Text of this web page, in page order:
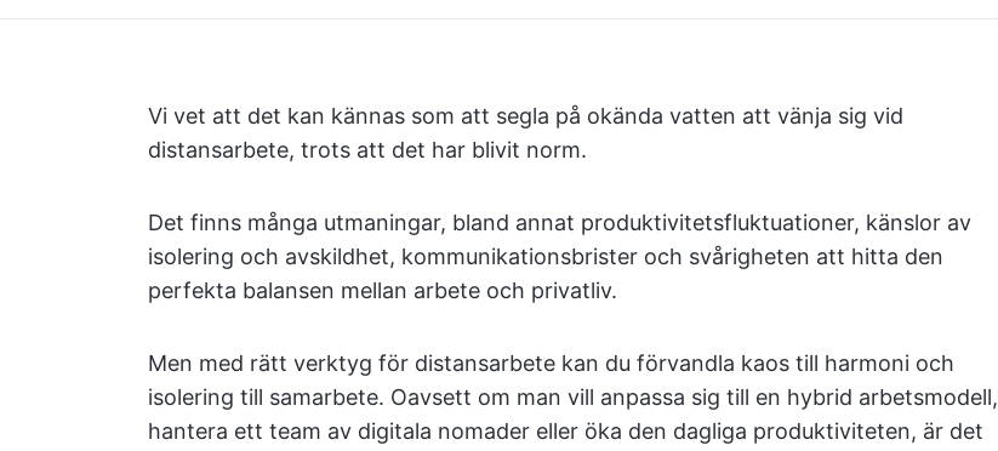
Vi vet att det kan kännas som att segla på okända vatten att vänja sig vid
distansarbete, trots att det har blivit norm.
Det finns många utmaningar, bland annat produktivitetsfluktuationer, känslor av
isolering och avskildhet, kommunikationsbrister och svårigheten att hitta den
perfekta balansen mellan arbete och privatliv.
Men med rätt verktyg för distansarbete kan du förvandla kaos till harmoni och
isolering till samarbete. Oavsett om man vill anpassa sig till en hybrid arbetsmodell,
hantera ett team av digitala nomader eller öka den dagliga produktiviteten, är det